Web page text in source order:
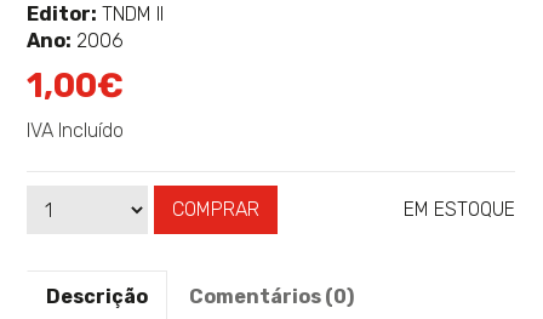
mais
sobre
Editor: TNDM II
Ano: 2006
1,00€
IVA Incluído
Qtd COMPRAR
Disponibilidade: EM ESTOQUE
Descrição Comentários (0)